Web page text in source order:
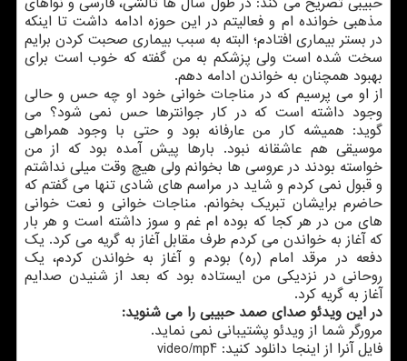
مذهبی خوانده ام و فعالیتم در این حوزه ادامه داشت تا اینکه
در بستر بیماری افتادم؛ البته به سبب بیماری صحبت کردن برایم
سخت شده است ولی پزشکم به من گفته که خوب است برای
بهبود همچنان به خواندن ادامه دهم.
از او می پرسیم که در مناجات خوانی خود او چه حس و حالی
وجود داشته است که در کار جوانترها حس نمی شود؟ می
گوید: همیشه کار من عارفانه بود و حتی با وجود همراهی
موسیقی هم عاشقانه نبود. بارها پیش آمده بود که از من
خواسته بودند در عروسی ها بخوانم ولی هیچ وقت میلی نداشتم
و قبول نمی کردم و شاید در مراسم های شادی تنها می گفتم که
حاضرم برایشان تبریک بخوانم. مناجات خوانی و نعت خوانی
های من در هر کجا که بوده ام غم و سوز داشته است و هر بار
که آغاز به خواندن می کردم طرف مقابل آغاز به گریه می کرد. یک
دفعه در مرقد امام (ره) بودم و آغاز به خواندن کردم، یک
روحانی در نزدیکی من ایستاده بود که بعد از شنیدن صدایم
آغاز به گریه کرد.
در این ویدئو صدای صمد حبیبی را می شنوید:
مرورگر شما از ویدئو پشتیبانی نمی نماید.
فایل آنرا از اینجا دانلود کنید: video/mp4